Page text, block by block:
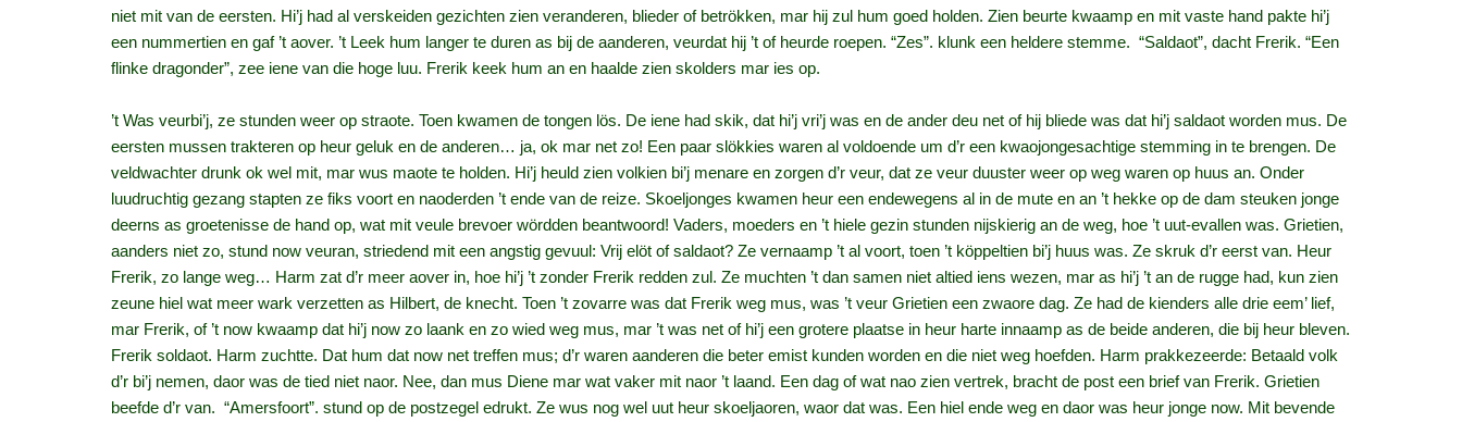
niet mit van de eersten. Hi’j had al verskeiden gezichten zien veranderen, blieder of betrökken, mar hij zul hum goed holden. Zien beurte kwaamp en mit vaste hand pakte hi’j
een nummertien en gaf ’t aover. ’t Leek hum langer te duren as bij de aanderen, veurdat hij ’t of heurde roepen. “Zes”. klunk een heldere stemme. “Saldaot”, dacht Frerik. “Een
flinke dragonder”, zee iene van die hoge luu. Frerik keek hum an en haalde zien skolders mar ies op.
’t Was veurbi’j, ze stunden weer op straote. Toen kwamen de tongen lös. De iene had skik, dat hi’j vri’j was en de ander deu net of hij bliede was dat hi’j saldaot worden mus. De
eersten mussen trakteren op heur geluk en de anderen… ja, ok mar net zo! Een paar slökkies waren al voldoende um d’r een kwaojongesachtige stemming in te brengen. De
veldwachter drunk ok wel mit, mar wus maote te holden. Hi’j heuld zien volkien bi’j menare en zorgen d’r veur, dat ze veur duuster weer op weg waren op huus an. Onder
luudruchtig gezang stapten ze fiks voort en naoderden ’t ende van de reize. Skoeljonges kwamen heur een endewegens al in de mute en an ’t hekke op de dam steuken jonge
deerns as groetenisse de hand op, wat mit veule brevoer wördden beantwoord! Vaders, moeders en ’t hiele gezin stunden nijskierig an de weg, hoe ’t uut‑evallen was. Grietien,
aanders niet zo, stund now veuran, striedend mit een angstig gevuul: Vrij elöt of saldaot? Ze vernaamp ’t al voort, toen ’t köppeltien bi’j huus was. Ze skruk d’r eerst van. Heur
Frerik, zo lange weg… Harm zat d’r meer aover in, hoe hi’j ’t zonder Frerik redden zul. Ze muchten ’t dan samen niet altied iens wezen, mar as hi’j ’t an de rugge had, kun zien
zeune hiel wat meer wark verzetten as Hilbert, de knecht. Toen ’t zovarre was dat Frerik weg mus, was ’t veur Grietien een zwaore dag. Ze had de kienders alle drie eem’ lief,
mar Frerik, of ’t now kwaamp dat hi’j now zo laank en zo wied weg mus, mar ’t was net of hi’j een grotere plaatse in heur harte innaamp as de beide anderen, die bij heur bleven.
Frerik soldaot. Harm zuchtte. Dat hum dat now net treffen mus; d’r waren aanderen die beter emist kunden worden en die niet weg hoefden. Harm prakkezeerde: Betaald volk
d’r bi’j nemen, daor was de tied niet naor. Nee, dan mus Diene mar wat vaker mit naor ’t laand. Een dag of wat nao zien vertrek, bracht de post een brief van Frerik. Grietien
beefde d’r van. “Amersfoort”. stund op de postzegel edrukt. Ze wus nog wel uut heur skoeljaoren, waor dat was. Een hiel ende weg en daor was heur jonge now. Mit bevende